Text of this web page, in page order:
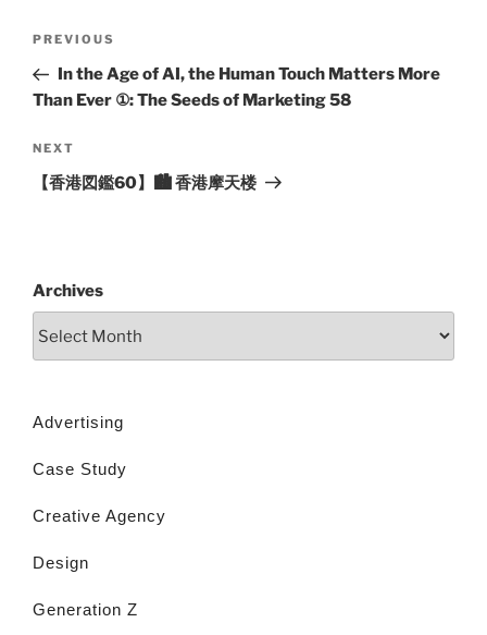
PREVIOUS
In the Age of AI, the Human Touch Matters More
Than Ever ①: The Seeds of Marketing 58
NEXT
【香港図鑑60】🏙️ 香港摩天楼
Archives
Advertising
Case Study
Creative Agency
Design
Generation Z